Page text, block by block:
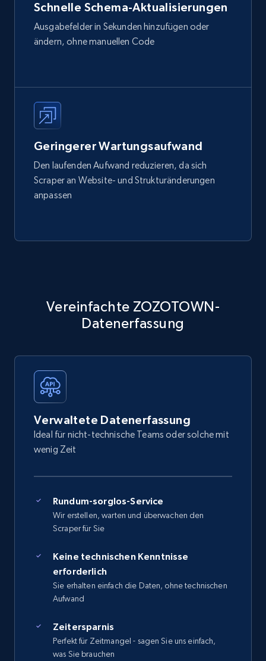
Schnelle Schema-Aktualisierungen
Ausgabefelder in Sekunden hinzufügen oder
ändern, ohne manuellen Code
Geringerer Wartungsaufwand
Den laufenden Aufwand reduzieren, da sich
Scraper an Website- und Strukturänderungen
anpassen
Vereinfachte ZOZOTOWN-
Datenerfassung
Verwaltete Datenerfassung
Ideal für nicht-technische Teams oder solche mit
wenig Zeit
Rundum-sorglos-Service
Wir erstellen, warten und überwachen den
Scraper für Sie
Keine technischen Kenntnisse
erforderlich
Sie erhalten einfach die Daten, ohne technischen
Aufwand
Zeitersparnis
Perfekt für Zeitmangel - sagen Sie uns einfach,
was Sie brauchen